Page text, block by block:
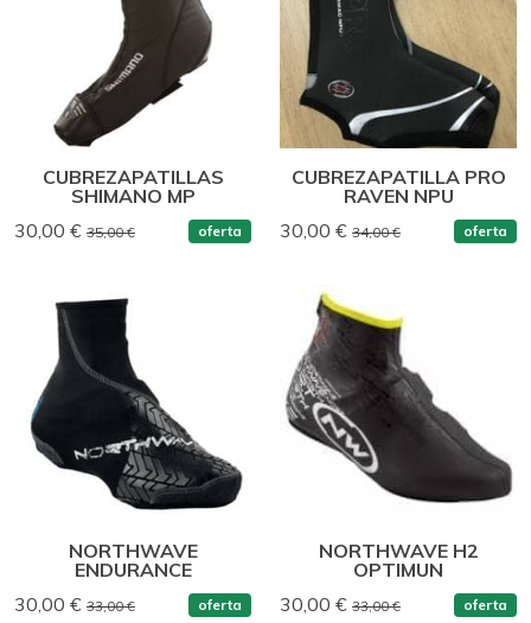
CUBREZAPATILLAS
SHIMANO MP
30,00 € 35,00 € oferta
CUBREZAPATILLA PRO
RAVEN NPU
30,00 € 34,00 € oferta
NORTHWAVE
ENDURANCE
30,00 € 33,00 € oferta
NORTHWAVE H2
OPTIMUN
30,00 € 33,00 € oferta